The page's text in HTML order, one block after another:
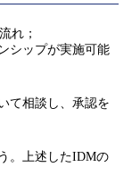
れ；
シップが実施可能
て相談し、承認を
。上述したIDMの